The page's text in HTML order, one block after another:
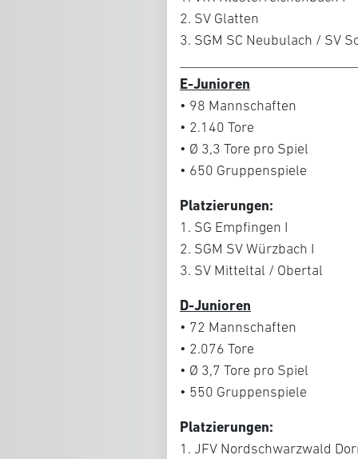
2. SV Glatten
3. SGM SC Neubulach / SV
E-Junioren
• 98 Mannschaften
• 2.140 Tore
• Ø 3,3 Tore pro Spiel
• 650 Gruppenspiele
Platzierungen:
1. SG Empfingen I
2. SGM SV Würzbach I
3. SV Mitteltal / Obertal
D-Junioren
• 72 Mannschaften
• 2.076 Tore
• Ø 3,7 Tore pro Spiel
• 550 Gruppenspiele
Platzierungen:
1. JFV Nordschwarzwald